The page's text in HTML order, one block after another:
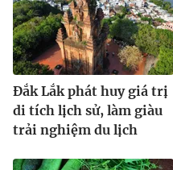
Đắk Lắk phát huy giá trị
di tích lịch sử, làm giàu
trải nghiệm du lịch